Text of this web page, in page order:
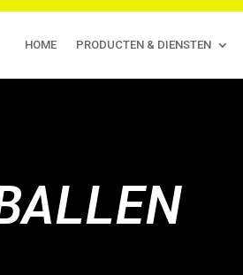
HOME PRODUCTEN & DIENSTEN